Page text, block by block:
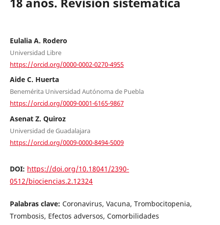
Eulalia A. Rodero
Universidad Libre
https://orcid.org/0000-0002-0270-4955
Aide C. Huerta
Benemérita Universidad Autónoma de Puebla
https://orcid.org/0009-0001-6165-9867
Asenat Z. Quiroz
Universidad de Guadalajara
https://orcid.org/0009-0000-8494-5009
DOI: https://doi.org/10.18041/2390-
0512/biociencias.2.12324
Palabras clave: Coronavirus, Vacuna, Trombocitopenia,
Trombosis, Efectos adversos, Comorbilidades